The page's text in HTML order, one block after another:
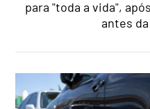
para "toda a vida",
antes